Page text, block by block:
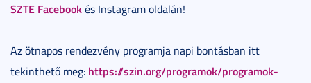
SZTE Facebookés Instagram oldalán!
Az ötnapos rendezvény programja napi bontásban itt
tekinthető meg: https://szin.org/programok/programok-